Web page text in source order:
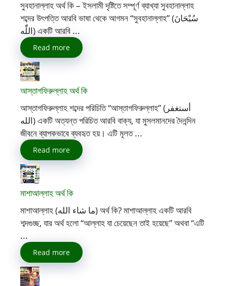
সুবহানাল্লাহ অর্থ কি – ইসলামী দৃষ্টিতে সম্পূর্ণ ব্যাখ্যা সুবহানাল্লাহ
শব্দের উৎপত্তি আরবি ভাষা থেকে আগমন “সুবহানাল্লাহ” (سُبْحَانَ
اللّٰه) একটি আরবি ...
Read more
আস্তাগফিরুল্লাহ অর্থ কি
আস্তাগফিরুল্লাহ শব্দের পরিচিতি “আস্তাগফিরুল্লাহ” (أستغفر
الله) একটি অত্যন্ত পরিচিত আরবি বাক্য, যা মুসলমানদের দৈনন্দিন
জীবনে ব্যাপকভাবে ব্যবহৃত হয়। এটি মূলত ...
Read more
মাশাআল্লাহ অর্থ কি
মাশাআল্লাহ (ما شاء الله) অর্থ কি? মাশাআল্লাহ একটি আরবি
শব্দগুচ্ছ, যার অর্থ হলো “আল্লাহ যা চেয়েছেন তাই হয়েছে” অথবা “এটি
...
Read more